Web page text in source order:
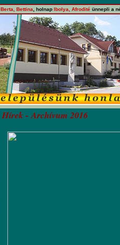
Berta, Bettina , holnap Ibolya, Afrodité ünnepli a
Hírek - Archívum 2016